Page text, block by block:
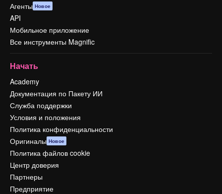
Агенты Новое
API
Мобильное приложение
Все инструменты Magnific
Начать
Academy
Документация по Пакету ИИ
Служба поддержки
Условия и положения
Политика конфиденциальности
Оригиналы Новое
Политика файлов cookie
Центр доверия
Партнеры
Предприятие